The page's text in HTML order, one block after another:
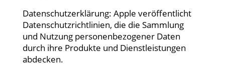
Datenschutzerklärung: Apple veröffentlicht
Datenschutzrichtlinien, die die Sammlung
und Nutzung personenbezogener Daten
durch ihre Produkte und Dienstleistungen
abdecken.